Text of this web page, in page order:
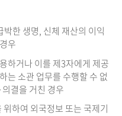
한 생명, 신체 재산의 이익
우
하거나 이를 제3자에게 제공
는 소관 업무를 수행할 수 없
결을 거친 경우
하여 외국정보 또는 국제기